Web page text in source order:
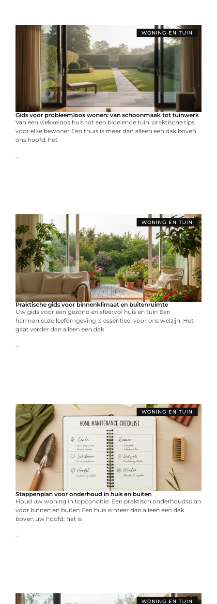
WONING EN TUIN
Gids voor probleemloos wonen: van schoonmaak tot tuinwerk
Van een vlekkeloos huis tot een bloeiende tuin: praktische tips
voor elke bewoner Een thuis is meer dan alleen een dak boven
ons hoofd; het
...
WONING EN TUIN
Praktische gids voor binnenklimaat en buitenruimte
Uw gids voor een gezond en sfeervol huis en tuin Een
harmonieuze leefomgeving is essentieel voor ons welzijn. Het
gaat verder dan alleen een dak
...
WONING EN TUIN
Stappenplan voor onderhoud in huis en buiten
Houd uw woning in topconditie: Een praktisch onderhoudsplan
voor binnen en buiten Een huis is meer dan alleen een dak
boven uw hoofd; het is
...
WONING EN TUIN